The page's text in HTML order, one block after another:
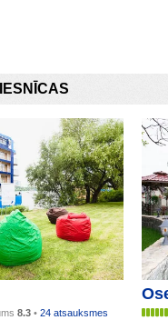
8.3• 24 atsauksmes